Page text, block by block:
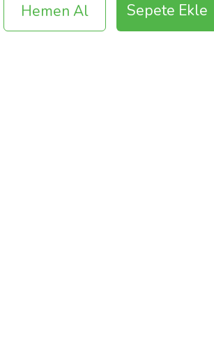
Hemen Al Sepete Ekle